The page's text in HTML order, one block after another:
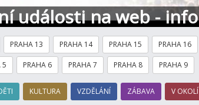
události na web -
PRAHA 13 PRAHA 14 PRAHA 15 PRAHA 16
5 PRAHA 6 PRAHA 7 PRAHA 8 PRAHA 9
KULTURA VZDĚLÁNÍ ZÁBAVA V OKOLÍ